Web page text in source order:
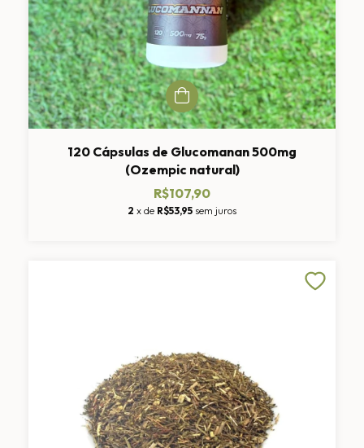
120 Cápsulas de Glucomanan 500mg
(Ozempic natural)
R$107,90
2 x de R$53,95 sem juros